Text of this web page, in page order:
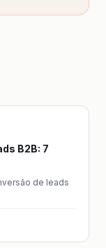
B2B: 7
de leads